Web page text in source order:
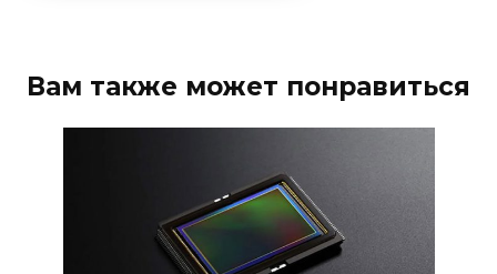
Вам также может понравиться